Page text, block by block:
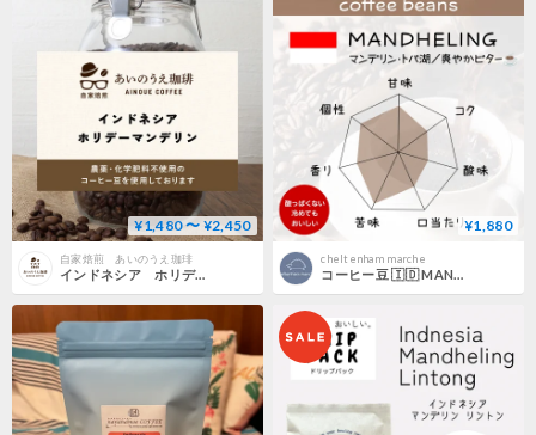
¥1,480 〜 ¥2,450
自家焙煎 あいのうえ珈琲
インドネシア ホリデーマンデリンG1（やや濃いめの中深煎り)
¥1,880
cheltenham marche
コーヒー豆 🇮🇩 MANDHELING マンデリン・トバ湖／爽やかビター☕️ [200g]